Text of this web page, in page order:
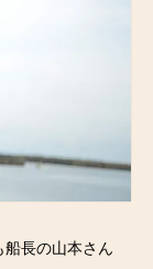
船長の山本さん